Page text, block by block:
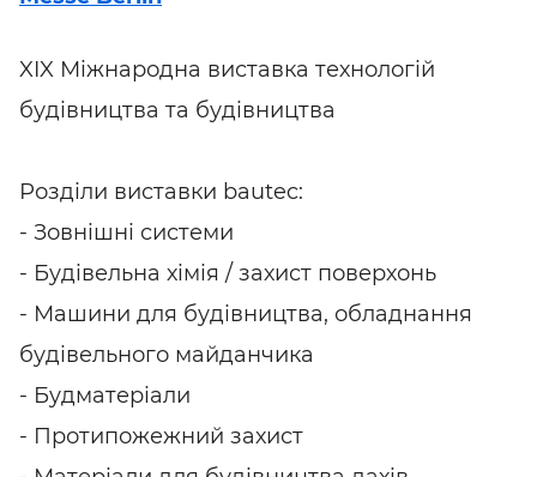
XIX Міжнародна виставка технологій
будівництва та будівництва
Розділи виставки bautec:
- Зовнішні системи
- Будівельна хімія / захист поверхонь
- Машини для будівництва, обладнання
будівельного майданчика
- Будматеріали
- Протипожежний захист